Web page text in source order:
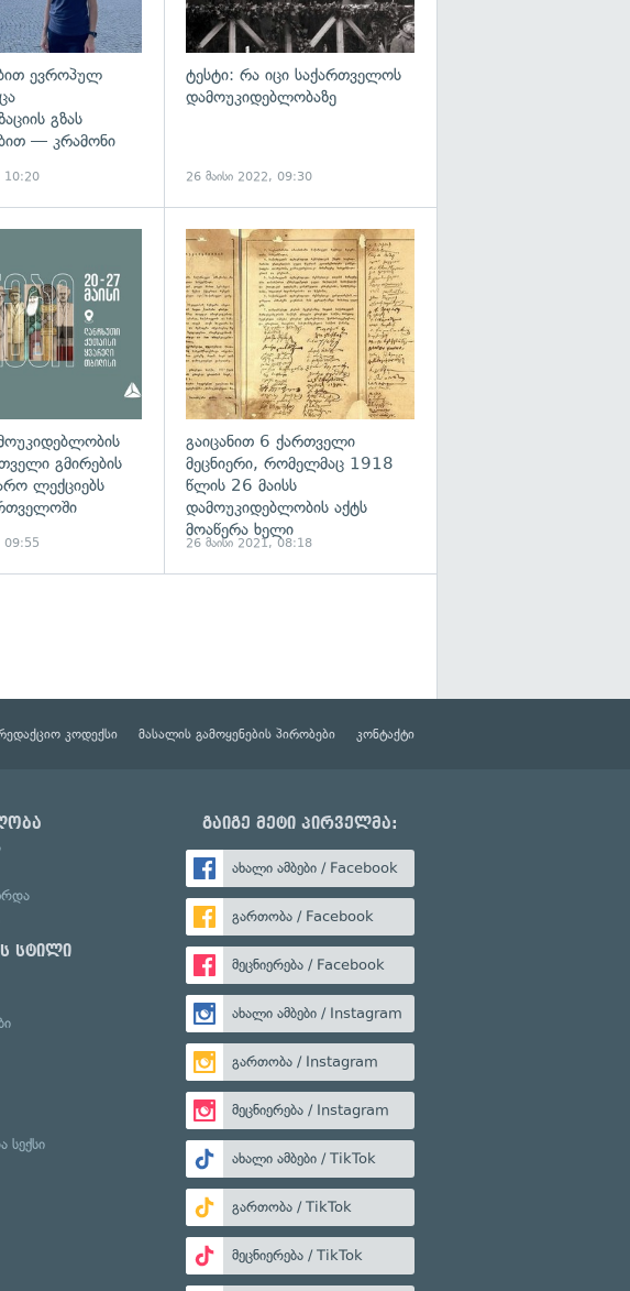
ევროპულ
გზას
— კრამონი
10:20
ტესტი: რა იცი საქართველოს
დამოუკიდებლობაზე
26 მაისი 2022, 09:30
გმირების
ლექციებს
09:55
გაიცანით 6 ქართველი
მეცნიერი, რომელმაც 1918
წლის 26 მაისს
დამოუკიდებლობის აქტს
მოაწერა ხელი
26 მაისი 2021, 08:18
კოდექსი მასალის გამოყენების პირობები კონტაქტი
სტილი
სექსი
გაიგე მეტი პირველმა:
ახალი ამბები / Facebook
გართობა / Facebook
მეცნიერება / Facebook
ახალი ამბები / Instagram
გართობა / Instagram
მეცნიერება / Instagram
ახალი ამბები / TikTok
გართობა / TikTok
მეცნიერება / TikTok